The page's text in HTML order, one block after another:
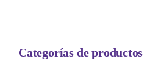
Categorías de productos